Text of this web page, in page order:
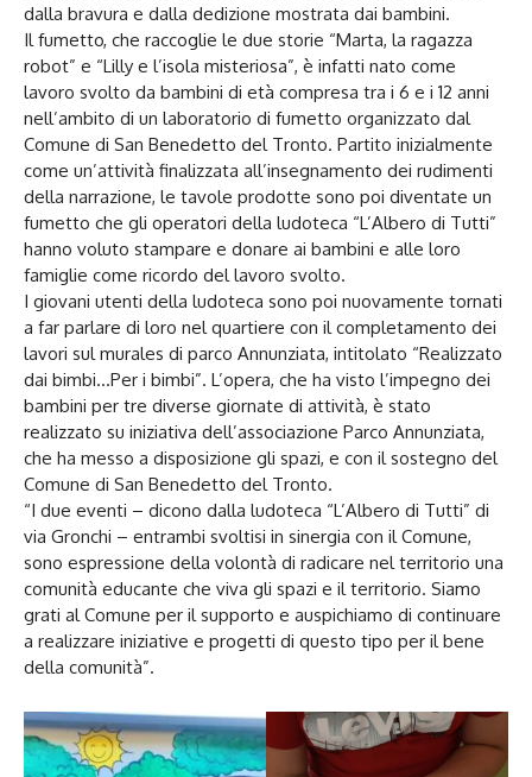
dalla bravura e dalla dedizione mostrata dai bambini.
Il fumetto, che raccoglie le due storie “Marta, la ragazza
robot” e “Lilly e l’isola misteriosa”, è infatti nato come
lavoro svolto da bambini di età compresa tra i 6 e i 12 anni
nell’ambito di un laboratorio di fumetto organizzato dal
Comune di San Benedetto del Tronto. Partito inizialmente
come un’attività finalizzata all’insegnamento dei rudimenti
della narrazione, le tavole prodotte sono poi diventate un
fumetto che gli operatori della ludoteca “L’Albero di Tutti”
hanno voluto stampare e donare ai bambini e alle loro
famiglie come ricordo del lavoro svolto.
I giovani utenti della ludoteca sono poi nuovamente tornati
a far parlare di loro nel quartiere con il completamento dei
lavori sul murales di parco Annunziata, intitolato “Realizzato
dai bimbi…Per i bimbi”. L’opera, che ha visto l’impegno dei
bambini per tre diverse giornate di attività, è stato
realizzato su iniziativa dell’associazione Parco Annunziata,
che ha messo a disposizione gli spazi, e con il sostegno del
Comune di San Benedetto del Tronto.
“I due eventi – dicono dalla ludoteca “L’Albero di Tutti” di
via Gronchi – entrambi svoltisi in sinergia con il Comune,
sono espressione della volontà di radicare nel territorio una
comunità educante che viva gli spazi e il territorio. Siamo
grati al Comune per il supporto e auspichiamo di continuare
a realizzare iniziative e progetti di questo tipo per il bene
della comunità”.